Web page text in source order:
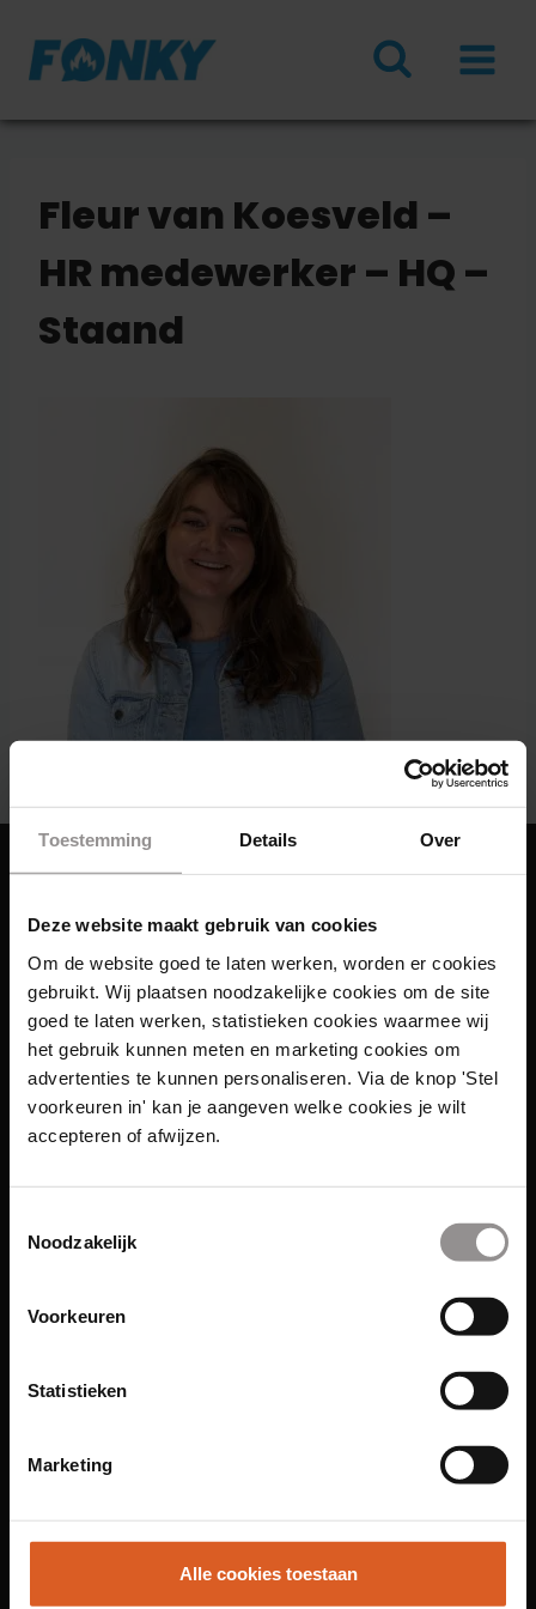
Toestemming Details Over
Deze website maakt gebruik van cookies
Om de website goed te laten werken, worden er cookies
gebruikt. Wij plaatsen noodzakelijke cookies om de site
goed te laten werken, statistieken cookies waarmee wij
het gebruik kunnen meten en marketing cookies om
advertenties te kunnen personaliseren. Via de knop 'Stel
voorkeuren in' kan je aangeven welke cookies je wilt
accepteren of afwijzen.
Noodzakelijk
Voorkeuren
Statistieken
Marketing
Alle cookies toestaan
naar
inhoud
Fleur van Koesveld –
HR medewerker – HQ –
Staand
Over ons
Locaties